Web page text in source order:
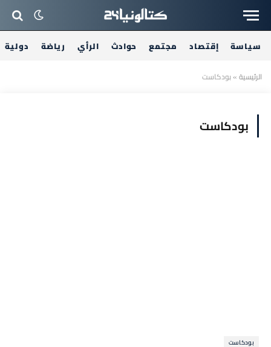
سياسة إقتصاد مجتمع حوادث الرأي رياضة دولية
الرئيسية»بودكاست
بودكاست
بودكاست